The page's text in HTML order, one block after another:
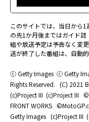
このサイトでは、当日から
の先1か月後まではガイド
組や放送予定は予告なく変
送が終了した番組は、自動
ⓒ Getty Images ⓒ Getty
Rights Reserved. (C) 2021
(c)Project III (c)Project III
FRONT WORKS
Getty Images (c)Project III